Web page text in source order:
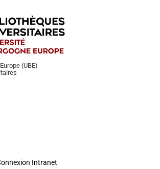
(UBE)
Intranet